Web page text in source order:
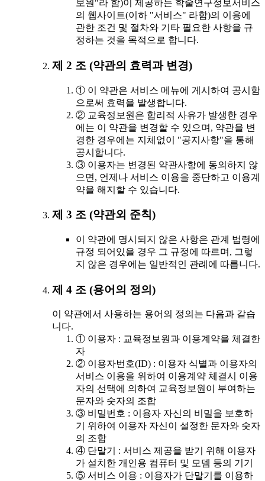
보원"라 함)이 제공하는 학술연구정보서비스
의 웹사이트(이하 "서비스" 라함)의 이용에
관한 조건 및 절차와 기타 필요한 사항을 규
정하는 것을 목적으로 합니다.
제 2 조 (약관의 효력과 변경)
① 이 약관은 서비스 메뉴에 게시하여 공시함
으로써 효력을 발생합니다.
② 교육정보원은 합리적 사유가 발생한 경우
에는 이 약관을 변경할 수 있으며, 약관을 변
경한 경우에는 지체없이 "공지사항"을 통해
공시합니다.
③ 이용자는 변경된 약관사항에 동의하지 않
으면, 언제나 서비스 이용을 중단하고 이용계
약을 해지할 수 있습니다.
제 3 조 (약관외 준칙)
이 약관에 명시되지 않은 사항은 관계 법령에
규정 되어있을 경우 그 규정에 따르며, 그렇
지 않은 경우에는 일반적인 관례에 따릅니다.
제 4 조 (용어의 정의)
이 약관에서 사용하는 용어의 정의는 다음과 같습
니다.
① 이용자 : 교육정보원과 이용계약을 체결한
자
② 이용자번호(ID) : 이용자 식별과 이용자의
서비스 이용을 위하여 이용계약 체결시 이용
자의 선택에 의하여 교육정보원이 부여하는
문자와 숫자의 조합
③ 비밀번호 : 이용자 자신의 비밀을 보호하
기 위하여 이용자 자신이 설정한 문자와 숫자
의 조합
④ 단말기 : 서비스 제공을 받기 위해 이용자
가 설치한 개인용 컴퓨터 및 모뎀 등의 기기
⑤ 서비스 이용 : 이용자가 단말기를 이용하